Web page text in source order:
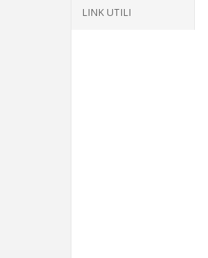
LINK UTILI